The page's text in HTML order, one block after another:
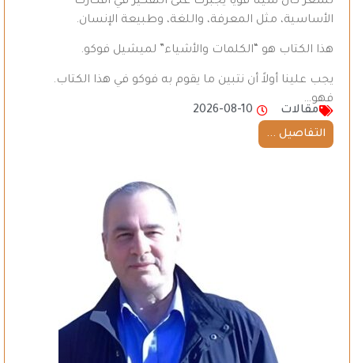
الأساسية، مثل المعرفة، واللغة، وطبيعة الإنسان.
هذا الكتاب هو “الكلمات والأشياء” لميشيل فوكو.
يجب علينا أولاً أن نتبين ما يقوم به فوكو في هذا الكتاب.
فهو…
مقالات
2026-08-10
التفاصيل ...